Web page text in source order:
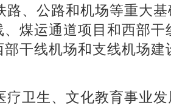
路、公路和机场等重大
、煤运通道项目和西部
部干线机场和支线机场
疗卫生、文化教育事业